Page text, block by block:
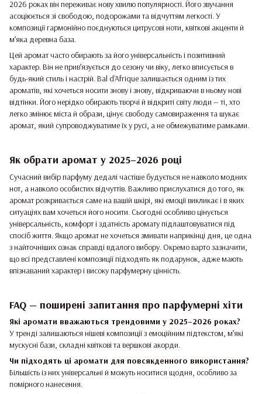
2026 роках він переживає нову хвилю популярності. Його звучання
асоціюється зі свободою, подорожами та відчуттям легкості. У
композиції гармонійно поєднуються цитрусові ноти, квіткові акценти й
м’яка деревна база.
Цей аромат часто обирають за його універсальність і позитивний
характер. Він не прив’язується до сезону чи віку, легко вписується в
будь-який стиль і настрій. Bal d'Afrique залишається одним із тих
ароматів, які хочеться носити знову і знову, відкриваючи в ньому нові
відтінки. Його нерідко обирають творчі й відкриті світу люди — ті, хто
легко змінює міста й образи, цінує свободу самовираження та шукає
аромат, який супроводжуватиме їх у русі, а не обмежуватиме рамками.
Як обрати аромат у 2025–2026 році
Сучасний вибір парфуму дедалі частіше будується не навколо модних
нот, а навколо особистих відчуттів. Важливо прислухатися до того, як
аромат розкривається саме на вашій шкірі, які емоції викликає і в яких
ситуаціях вам хочеться його носити. Сьогодні особливо цінується
універсальність, комфорт і здатність аромату підлаштовуватися під
спосіб життя. Якщо аромат не хочеться змивати наприкінці дня, це одна
з найточніших ознак справді вдалого вибору. Окремо варто зазначити,
що всі представлені композиції підходять як подарунок, адже мають
впізнаваний характер і високу парфумерну цінність.
FAQ — поширені запитання про парфумерні хіти
Які аромати вважаються трендовими у 2025–2026 роках?
У тренді залишаються нішеві композиції з емоційним підтекстом, м’які
мускусні бази, складні квіткові та вершкові акорди.
Чи підходять ці аромати для повсякденного використання?
Більшість із них універсальні й можуть носитися щодня, особливо за
помірного нанесення.